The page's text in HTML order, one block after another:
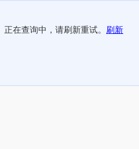
正在查询中，请刷新重试。 刷新